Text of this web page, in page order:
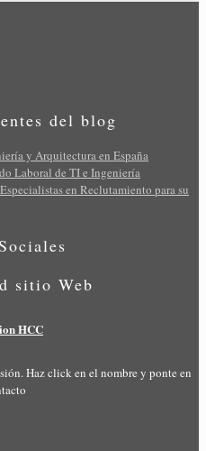
del blog
y Arquitectura en España
Laboral de TI e Ingeniería
en Reclutamiento para su
sitio Web
HCC
Haz click en el nombre y ponte en